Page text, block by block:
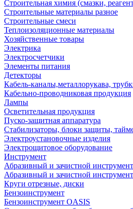
Строительная химия (смазки,
Строительные материалы разное
Строительные смеси
Теплоизоляционные материалы
Хозяйственные товары
Электрика
Электросчетчики
Элементы питания
Детекторы
Кабель-каналы,металлорукава,
Кабельно-проводниковая продукция
Лампы
Осветительная продукция
Пуско-защитная аппаратура
Стабилизаторы, блоки защиты,
Электроустановочные изделия
Электрощитовое оборудование
Инструмент
Абразивный и зачистной инструмент
Абразивный и зачистной инструмент
Круги отрезные, диски
Бензоинструмент
Бензоинструмент OASIS